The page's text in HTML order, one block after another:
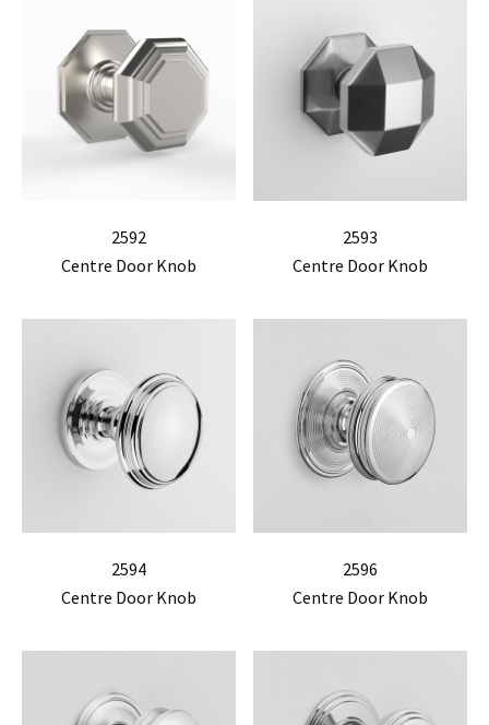
2592
Centre Door Knob
2593
Centre Door Knob
2594
Centre Door Knob
2596
Centre Door Knob